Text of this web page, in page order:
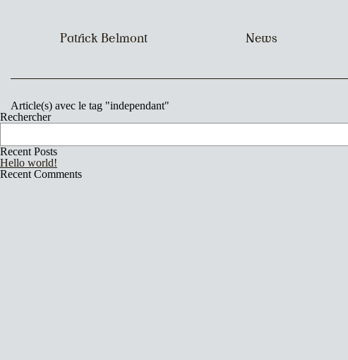
Patrick Belmont News
Article(s) avec le tag "independant"
Rechercher
Recent Posts
Hello world!
Recent Comments